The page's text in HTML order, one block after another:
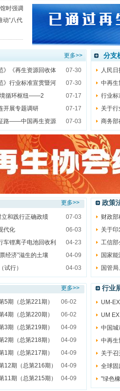
时强调
动“八代
更多>>
》《再生资源回收体
07-30
》行业标准宣贯暨河
07-30
境循环枢纽——2
07-17
开展专题调研
07-17
路——中国再生资源
07-03
分支
人民
中再生
行业标
关于
商务部
更多>>
立和践行正确政绩
07-03
代化
06-03
车锂离子电池回收利
04-23
经济”滋生的土壤
04-09
试行）
04-03
政策
财政
关于
工信部
国家
国管
更多>>
5期（总第221期）
06-02
4期（总第220期）
06-02
3期（总第219期）
04-09
2期（总第218期）
04-09
1期（总第217期）
04-09
12期（总第216期）
04-09
11期（总第215期）
04-09
行业
UM-
UM
中国城
中再生
关于
全球固
"绿色